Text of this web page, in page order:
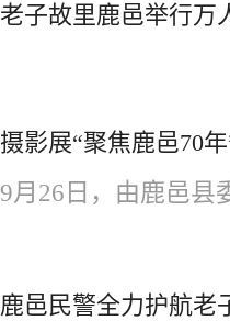
老子故里鹿邑举行万
摄影展“聚焦鹿邑70
9月26日，由鹿邑县
鹿邑民警全力护航老